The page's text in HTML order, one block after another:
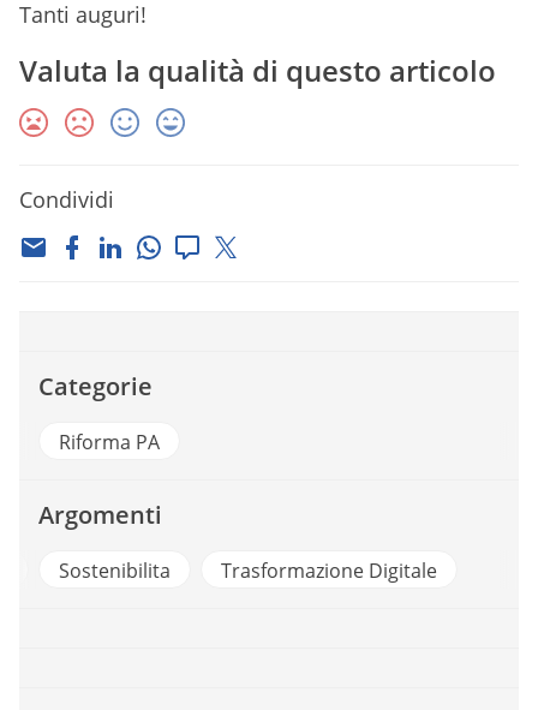
Tanti auguri!
Valuta la qualità di questo articolo
Condividi
Categorie
Riforma PA
Argomenti
Sostenibilita Trasformazione Digitale